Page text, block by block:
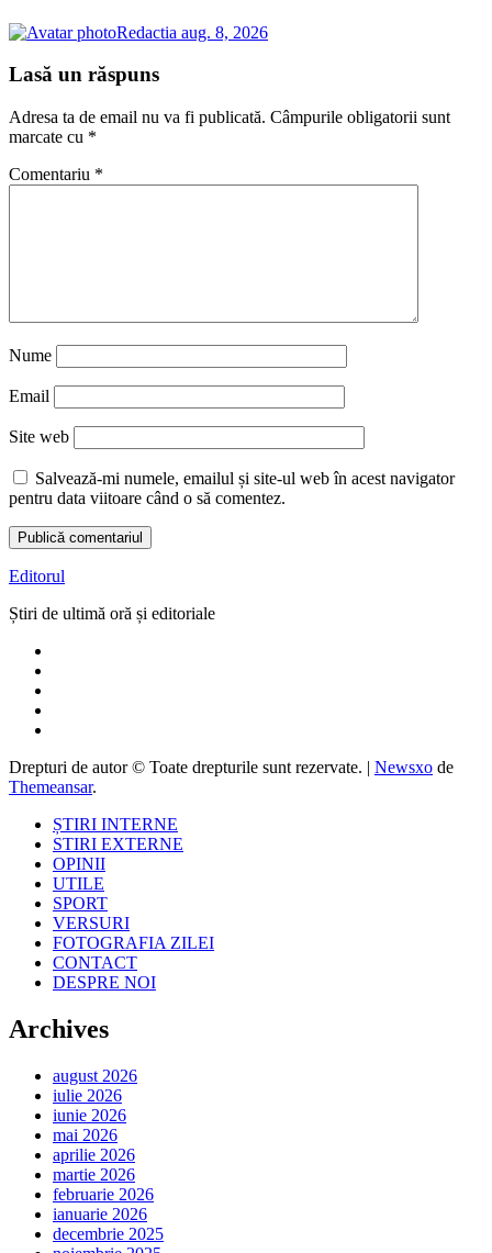
Redactia aug. 8, 2026
Lasă un răspuns
Adresa ta de email nu va fi publicată. Câmpurile obligatorii sunt
marcate cu *
Comentariu *
Nume
Email
Site web
Salvează-mi numele, emailul și site-ul web în acest navigator
pentru data viitoare când o să comentez.
Editorul
Știri de ultimă oră și editoriale
Drepturi de autor © Toate drepturile sunt rezervate. | Newsxo de
Themeansar.
ȘTIRI INTERNE
STIRI EXTERNE
OPINII
UTILE
SPORT
VERSURI
FOTOGRAFIA ZILEI
CONTACT
DESPRE NOI
Archives
august 2026
iulie 2026
iunie 2026
mai 2026
aprilie 2026
martie 2026
februarie 2026
ianuarie 2026
decembrie 2025